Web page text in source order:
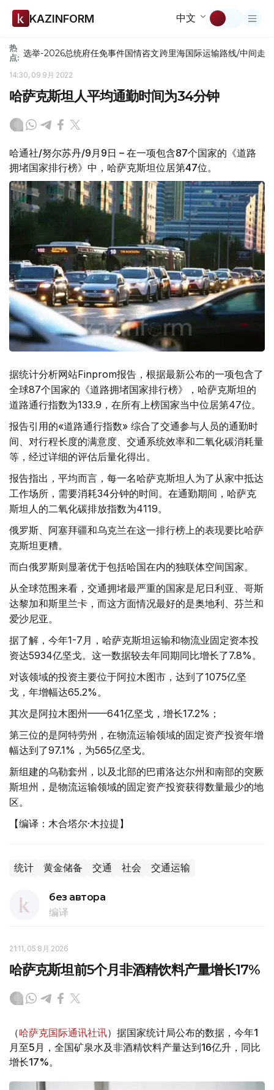
KAZINFORM 中文
热
点: 选举-2026总统府任免事件国情咨文跨里海国际运输路线/中间走廊
14:30, 09 9月 2022
哈萨克斯坦人平均通勤时间为34分钟
哈通社/努尔苏丹/9月9日 – 在一项包含87个国家的《道路
拥堵国家排行榜》中，哈萨克斯坦位居第47位。
据统计分析网站Finprom报告，根据最新公布的一项包含了
全球87个国家的《道路拥堵国家排行榜》，哈萨克斯坦的
道路通行指数为133.9，在所有上榜国家当中位居第47位。
报告引用的«道路通行指数» 综合了交通参与人员的通勤时
间、对行程长度的满意度、交通系统效率和二氧化碳消耗量
等，经过详细的评估后量化得出。
报告指出，平均而言，每一名哈萨克斯坦人为了从家中抵达
工作场所，需要消耗34分钟的时间。在通勤期间，哈萨克
斯坦人的二氧化碳排放指数为4119。
俄罗斯、阿塞拜疆和乌克兰在这一排行榜上的表现要比哈萨
克斯坦更糟。
而白俄罗斯则显著优于包括哈国在内的独联体空间国家。
从全球范围来看，交通拥堵最严重的国家是尼日利亚、哥斯
达黎加和斯里兰卡，而这方面情况最好的是奥地利、芬兰和
爱沙尼亚。
据了解，今年1-7月，哈萨克斯坦运输和物流业固定资本投
资达5934亿坚戈。这一数据较去年同期同比增长了7.8%。
对该领域的投资主要位于阿拉木图市，达到了1075亿坚
戈，年增幅达65.2%。
其次是阿拉木图州——641亿坚戈，增长17.2%；
第三位的是阿特劳州，在物流运输领域的固定资产投资年增
幅达到了97.1%，为565亿坚戈。
新组建的乌勒套州，以及北部的巴甫洛达尔州和南部的突厥
斯坦州，是物流运输领域的固定资产投资获得数量最少的地
区。
【编译：木合塔尔·木拉提】
统计 黄金储备 交通 社会 交通运输
без автора
编译
21:11, 05 8月 2026
哈萨克斯坦前5个月非酒精饮料产量增长17%
（哈萨克国际通讯社讯）据国家统计局公布的数据，今年1
月至5月，全国矿泉水及非酒精饮料产量达到16亿升，同比
增长17%。